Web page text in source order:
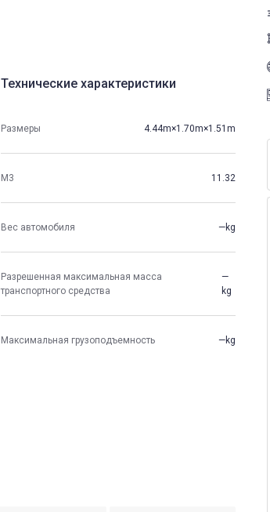
Технические характеристики
Размеры 4.44m×1.70m×1.51m
М3 11.32
Вес автомобиля —kg
Разрешенная максимальная масса
транспортного средства
—
kg
Максимальная грузоподъемность —kg